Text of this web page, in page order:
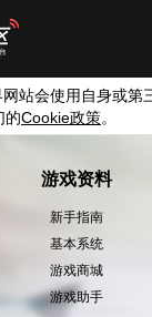
站会使用自身或第
的Cookie政策。
游戏资料
新手指南
基本系统
游戏商城
游戏助手